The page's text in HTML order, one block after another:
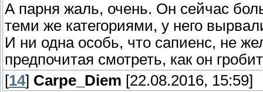
А парня жаль, очень. Он сейчас
теми же категориями, у него
И ни одна особь, что сапиенс, не
предпочитая смотреть, как он
[14] Carpe_Diem [22.08.2016, 15:59]